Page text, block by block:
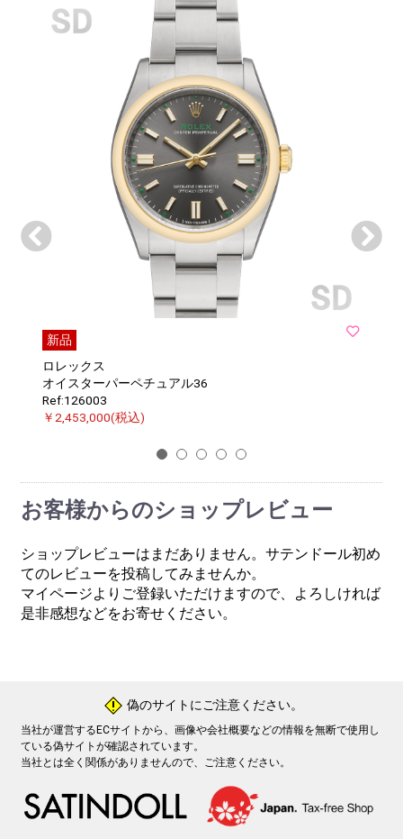
新品
ロレックス
オイスターパーペチュアル36
Ref:126003
￥2,453,000(税込)
1 2 3 4 5
お客様からのショップレビュー
ショップレビューはまだありません。サテンドール初め
てのレビューを投稿してみませんか。
マイページよりご登録いただけますので、よろしければ
是非感想などをお寄せください。
! 偽のサイトにご注意ください。
当社が運営するECサイトから、画像や会社概要などの情報を無断で使用し
ている偽サイトが確認されています。
当社とは全く関係がありませんので、ご注意ください。